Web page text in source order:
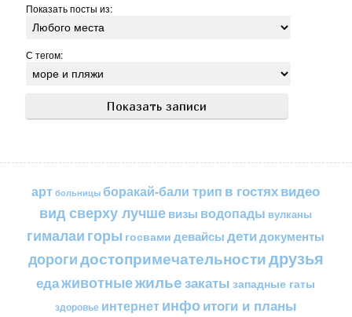
Показать посты из:
С тегом:
арт больницы боракай-бали трип в гостяхвидео
вид сверху лучшевизы водопады вулканы
гималаи горы госвами девайсы детидокументы
дорогидостопримечательностидрузья
едаживотныежильезакаты западные гаты
здоровье интернетинфоитоги и планы